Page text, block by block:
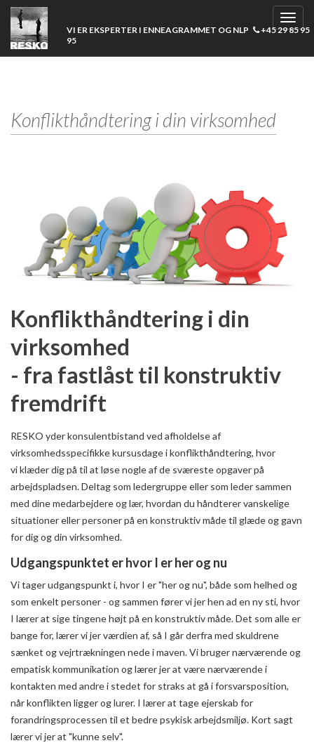
VI ER EKSPERTER I ENNEAGRAMMET OG NLP
+45 29 85 95
95
Konflikthåndtering i din virksomhed
Konflikthåndtering i din
virksomhed
- fra fastlåst til konstruktiv
fremdrift
RESKO yder konsulentbistand ved afholdelse af
virksomhedsspecifikke kursusdage i konflikthåndtering, hvor
vi klæder dig på til at løse nogle af de sværeste opgaver på
arbejdspladsen. Deltag som ledergruppe eller som leder sammen
med dine medarbejdere og lær, hvordan du håndterer vanskelige
situationer eller personer på en konstruktiv måde til glæde og gavn
for dig og din virksomhed.
Udgangspunktet er hvor I er her og nu
Vi tager udgangspunkt i, hvor I er "her og nu", både som helhed og
som enkelt personer - og sammen fører vi jer hen ad en ny sti, hvor
I lærer at sige tingene højt på en konstruktiv måde. Det som alle er
bange for, lærer vi jer værdien af, så I går derfra med skuldrene
sænket og vejrtrækningen nede i maven. Vi bruger nærværende og
empatisk kommunikation og lærer jer at være nærværende i
kontakten med andre i stedet for straks at gå i forsvarsposition,
når konflikten ligger og lurer. I lærer at tage ejerskab for
forandringsprocessen til et bedre psykisk arbejdsmiljø. Kort sagt
lærer vi jer at "kunne selv".